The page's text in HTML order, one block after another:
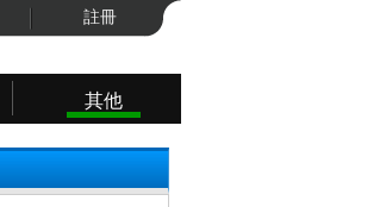
註冊
其他